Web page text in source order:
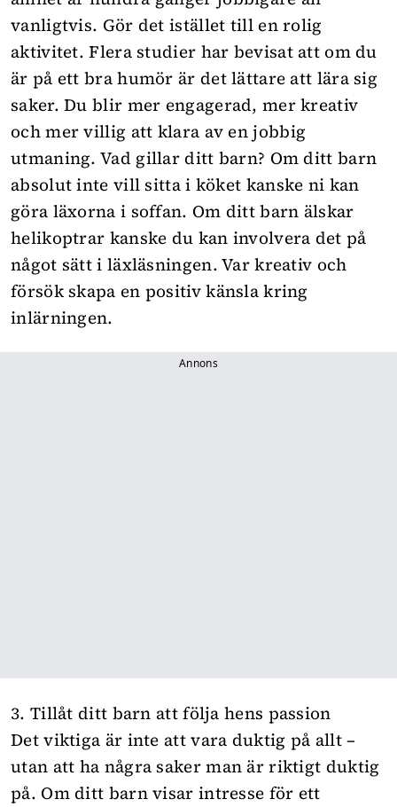
vanligtvis. Gör det istället till en rolig
aktivitet. Flera studier har bevisat att om du
är på ett bra humör är det lättare att lära sig
saker. Du blir mer engagerad, mer kreativ
och mer villig att klara av en jobbig
utmaning. Vad gillar ditt barn? Om ditt barn
absolut inte vill sitta i köket kanske ni kan
göra läxorna i soffan. Om ditt barn älskar
helikoptrar kanske du kan involvera det på
något sätt i läxläsningen. Var kreativ och
försök skapa en positiv känsla kring
inlärningen.
Annons
3. Tillåt ditt barn att följa hens passion
Det viktiga är inte att vara duktig på allt –
utan att ha några saker man är riktigt duktig
på. Om ditt barn visar intresse för ett